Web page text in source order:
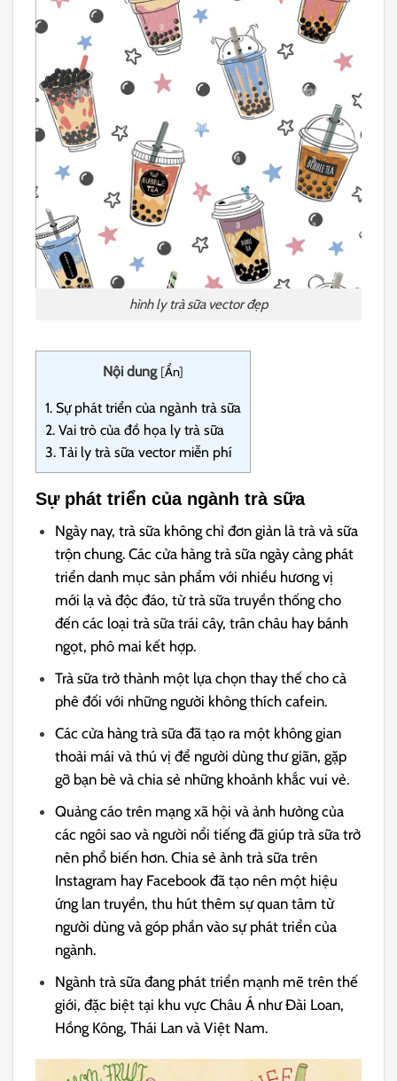
hình ly trà sữa vector đẹp
Nội dung [Ẩn]
1. Sự phát triển của ngành trà sữa
2. Vai trò của đồ họa ly trà sữa
3. Tải ly trà sữa vector miễn phí
Sự phát triển của ngành trà sữa
Ngày nay, trà sữa không chỉ đơn giản là trà và sữa
trộn chung. Các cửa hàng trà sữa ngày càng phát
triển danh mục sản phẩm với nhiều hương vị
mới lạ và độc đáo, từ trà sữa truyền thống cho
đến các loại trà sữa trái cây, trân châu hay bánh
ngọt, phô mai kết hợp.
Trà sữa trở thành một lựa chọn thay thế cho cà
phê đối với những người không thích cafein.
Các cửa hàng trà sữa đã tạo ra một không gian
thoải mái và thú vị để người dùng thư giãn, gặp
gỡ bạn bè và chia sẻ những khoảnh khắc vui vẻ.
Quảng cáo trên mạng xã hội và ảnh hưởng của
các ngôi sao và người nổi tiếng đã giúp trà sữa trở
nên phổ biến hơn. Chia sẻ ảnh trà sữa trên
Instagram hay Facebook đã tạo nên một hiệu
ứng lan truyền, thu hút thêm sự quan tâm từ
người dùng và góp phần vào sự phát triển của
ngành.
Ngành trà sữa đang phát triển mạnh mẽ trên thế
giới, đặc biệt tại khu vực Châu Á như Đài Loan,
Hồng Kông, Thái Lan và Việt Nam.